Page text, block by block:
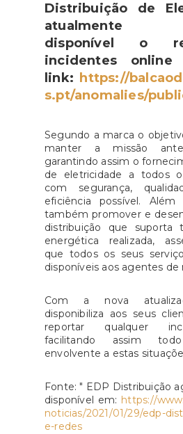
Distribuição de
atualmente
disponível o
incidentes
link: https://
s.pt/anomalies/
Segundo a marca o
manter a missão
garantindo assim o
de eletricidade a todos
com segurança,
eficiência possível. Além
também promover e
distribuição que suporta
energética realizada,
que todos os seus
disponíveis aos agentes de
Com a nova
disponibiliza aos seus
reportar qualquer
facilitando assim
envolvente a estas
Fonte: " EDP Distribuição
disponível em: https://
noticias/2021/01/29/edp-
e-redes